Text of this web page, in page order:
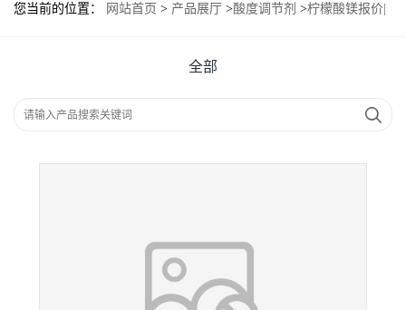
您当前的位置： 网站首页 > 产品展厅 >酸度调节剂 >柠檬酸镁报价|
全部